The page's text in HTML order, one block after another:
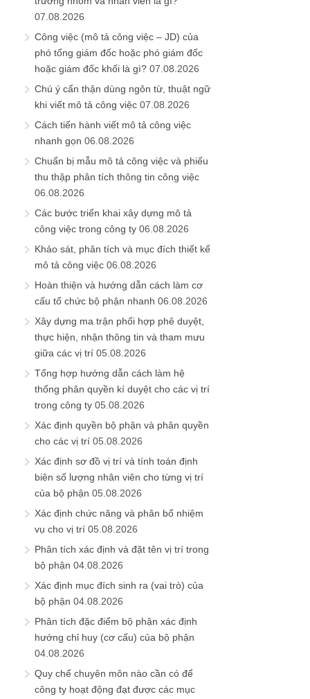
07.08.2026
Công việc (mô tả công việc – JD) của
phó tổng giám đốc hoặc phó giám đốc
hoặc giám đốc khối là gì? 07.08.2026
Chú ý cẩn thận dùng ngôn từ, thuật ngữ
khi viết mô tả công việc 07.08.2026
Cách tiến hành viết mô tả công việc
nhanh gọn 06.08.2026
Chuẩn bị mẫu mô tả công việc và phiếu
thu thập phân tích thông tin công việc
06.08.2026
Các bước triển khai xây dựng mô tả
công việc trong công ty 06.08.2026
Khảo sát, phân tích và mục đích thiết kế
mô tả công việc 06.08.2026
Hoàn thiện và hướng dẫn cách làm cơ
cấu tổ chức bộ phận nhanh 06.08.2026
Xây dựng ma trận phối hợp phê duyệt,
thực hiện, nhận thông tin và tham mưu
giữa các vị trí 05.08.2026
Tổng hợp hướng dẫn cách làm hệ
thống phân quyền kí duyệt cho các vị trí
trong công ty 05.08.2026
Xác định quyền bộ phận và phân quyền
cho các vị trí 05.08.2026
Xác định sơ đồ vị trí và tính toán định
biên số lượng nhân viên cho từng vị trí
của bộ phận 05.08.2026
Xác định chức năng và phân bổ nhiệm
vụ cho vị trí 05.08.2026
Phân tích xác định và đặt tên vị trí trong
bộ phận 04.08.2026
Xác định mục đích sinh ra (vai trò) của
bộ phận 04.08.2026
Phân tích đặc điểm bộ phận xác định
hướng chỉ huy (cơ cấu) của bộ phận
04.08.2026
Quy chế chuyên môn nào cần có để
công ty hoạt động đạt được các mục